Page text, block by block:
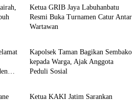
Ketua GRIB Jaya Labuhanbatu
Resmi Buka Turnamen Catur Antar
Wartawan
Berita
Kapolsek Taman Bagikan Sembako
kepada Warga, Ajak Anggota
Peduli Sosial
Berita
Ketua KAKI Jatim Sarankan